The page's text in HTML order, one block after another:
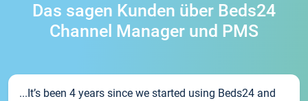
Das sagen Kunden über Beds24
Channel Manager und PMS
...It’s been 4 years since we started using Beds24 and